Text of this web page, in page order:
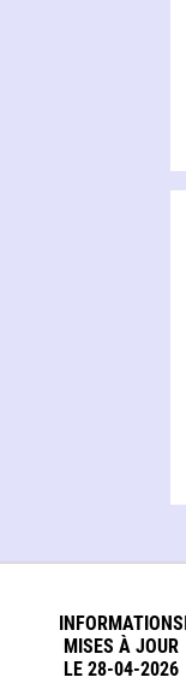
INFORMATIONS
MISES À JOUR
LE 28-04-2026